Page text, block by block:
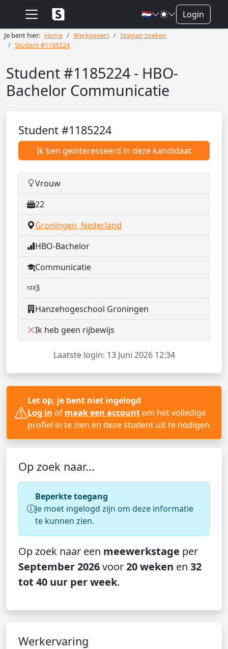
🇳🇱 Login
Je bent hier: Home Werkgevers
Stagiair zoeken
Student #1185224
Student #1185224 - HBO-
Bachelor Communicatie
Student #1185224
Ik ben geïnteresseerd in deze kandidaat
Vrouw
22
Groningen, Nederland
HBO-Bachelor
Communicatie
3
Hanzehogeschool Groningen
Ik heb geen rijbewijs
Laatste login: 13 Juni 2026 12:34
Let op, je bent niet ingelogd
Log in of maak een account om het volledige
profiel in te zien en deze student uit te nodigen.
Op zoek naar...
Beperkte toegang
Je moet ingelogd zijn om deze informatie
te kunnen zien.
Op zoek naar een meewerkstage per
September 2026voor20 weken en 32
tot 40 uur per week.
Werkervaring